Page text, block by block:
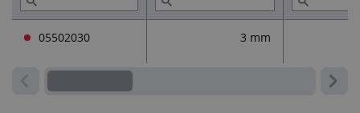
Přečtěte si (6)
05502030 3 mm